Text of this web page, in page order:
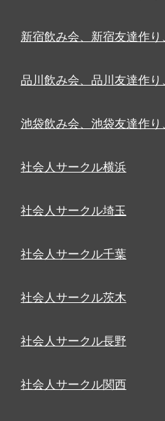
新宿飲み会、新宿友達作
品川飲み会、品川友達作
池袋飲み会、池袋友達作
社会人サークル横浜
社会人サークル埼玉
社会人サークル千葉
社会人サークル茨木
社会人サークル長野
社会人サークル関西